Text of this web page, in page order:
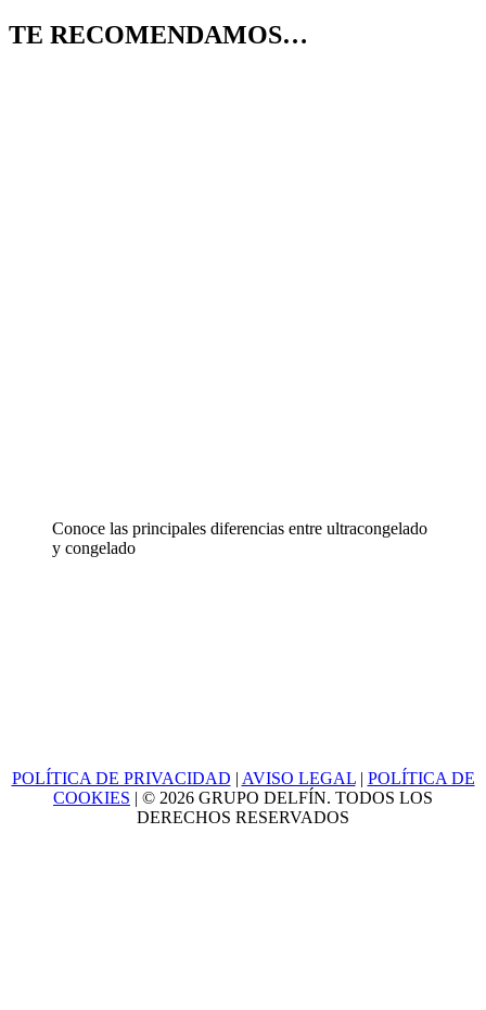
TE RECOMENDAMOS…
Conoce las principales diferencias entre ultracongelado
y congelado
POLÍTICA DE PRIVACIDAD | AVISO LEGAL| POLÍTICA DE
COOKIES | © 2026 GRUPO DELFÍN. TODOS LOS
DERECHOS RESERVADOS